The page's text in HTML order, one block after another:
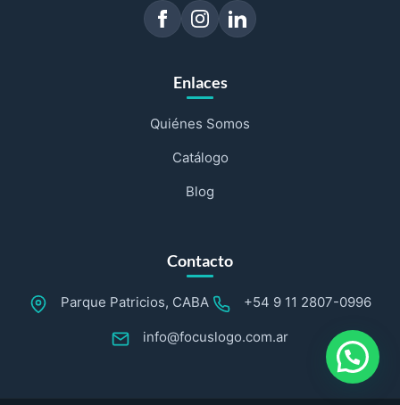
Enlaces
Quiénes Somos
Catálogo
Blog
Contacto
Parque Patricios, CABA +54 9 11 2807-0996
info@focuslogo.com.ar